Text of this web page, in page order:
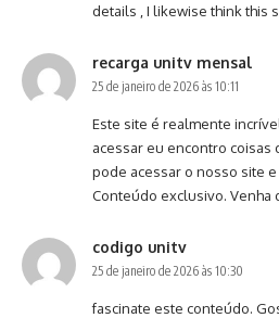
details , I likewise think this
recarga unitv mensal
25 de janeiro de 2026 às 10:11
Este site é realmente
acessar eu encontro coisas
pode acessar o nosso site
Conteúdo exclusivo. Venha
codigo unitv
25 de janeiro de 2026 às 10:30
fascinate este conteúdo.